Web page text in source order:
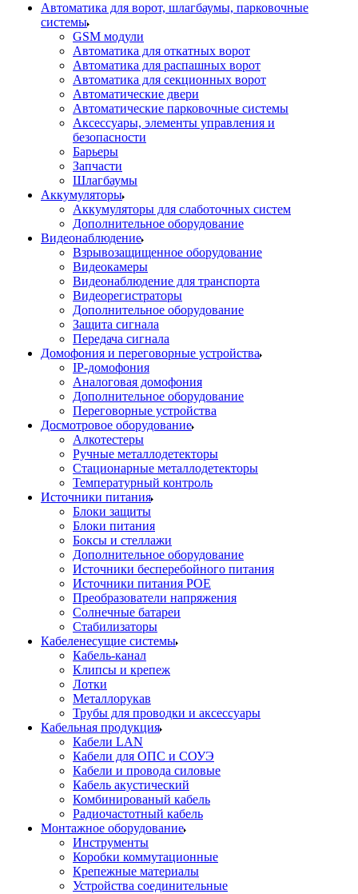
Автоматика для ворот, шлагбаумы, парковочные
системы
GSM модули
Автоматика для откатных ворот
Автоматика для распашных ворот
Автоматика для секционных ворот
Автоматические двери
Автоматические парковочные системы
Аксессуары, элементы управления и
безопасности
Барьеры
Запчасти
Шлагбаумы
Аккумуляторы
Аккумуляторы для слаботочных систем
Дополнительное оборудование
Видеонаблюдение
Взрывозащищенное оборудование
Видеокамеры
Видеонаблюдение для транспорта
Видеорегистраторы
Дополнительное оборудование
Защита сигнала
Передача сигнала
Домофония и переговорные устройства
IP-домофония
Аналоговая домофония
Дополнительное оборудование
Переговорные устройства
Досмотровое оборудование
Алкотестеры
Ручные металлодетекторы
Стационарные металлодетекторы
Температурный контроль
Источники питания
Блоки защиты
Блоки питания
Боксы и стеллажи
Дополнительное оборудование
Источники бесперебойного питания
Источники питания POE
Преобразователи напряжения
Солнечные батареи
Стабилизаторы
Кабеленесущие системы
Кабель-канал
Клипсы и крепеж
Лотки
Металлорукав
Трубы для проводки и аксессуары
Кабельная продукция
Кабели LAN
Кабели для ОПС и СОУЭ
Кабели и провода силовые
Кабель акустический
Комбинированый кабель
Радиочастотный кабель
Монтажное оборудование
Инструменты
Коробки коммутационные
Крепежные материалы
Устройства соединительные